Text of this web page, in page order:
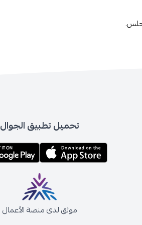
تحميل تطبيق الجوال
موثق لدى منصة الأعمال